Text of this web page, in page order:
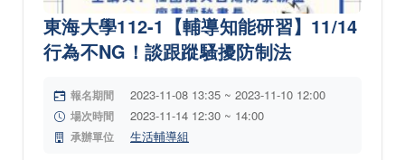
東海大學112-1【輔導知能研習】11/14
行為不NG！談跟蹤騷擾防制法
報名期間 2023-11-08 13:35 ~ 2023-11-10 12:00
場次時間 2023-11-14 12:30 ~ 14:00
承辦單位 生活輔導組